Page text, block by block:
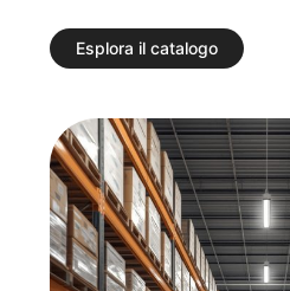
Esplora il catalogo